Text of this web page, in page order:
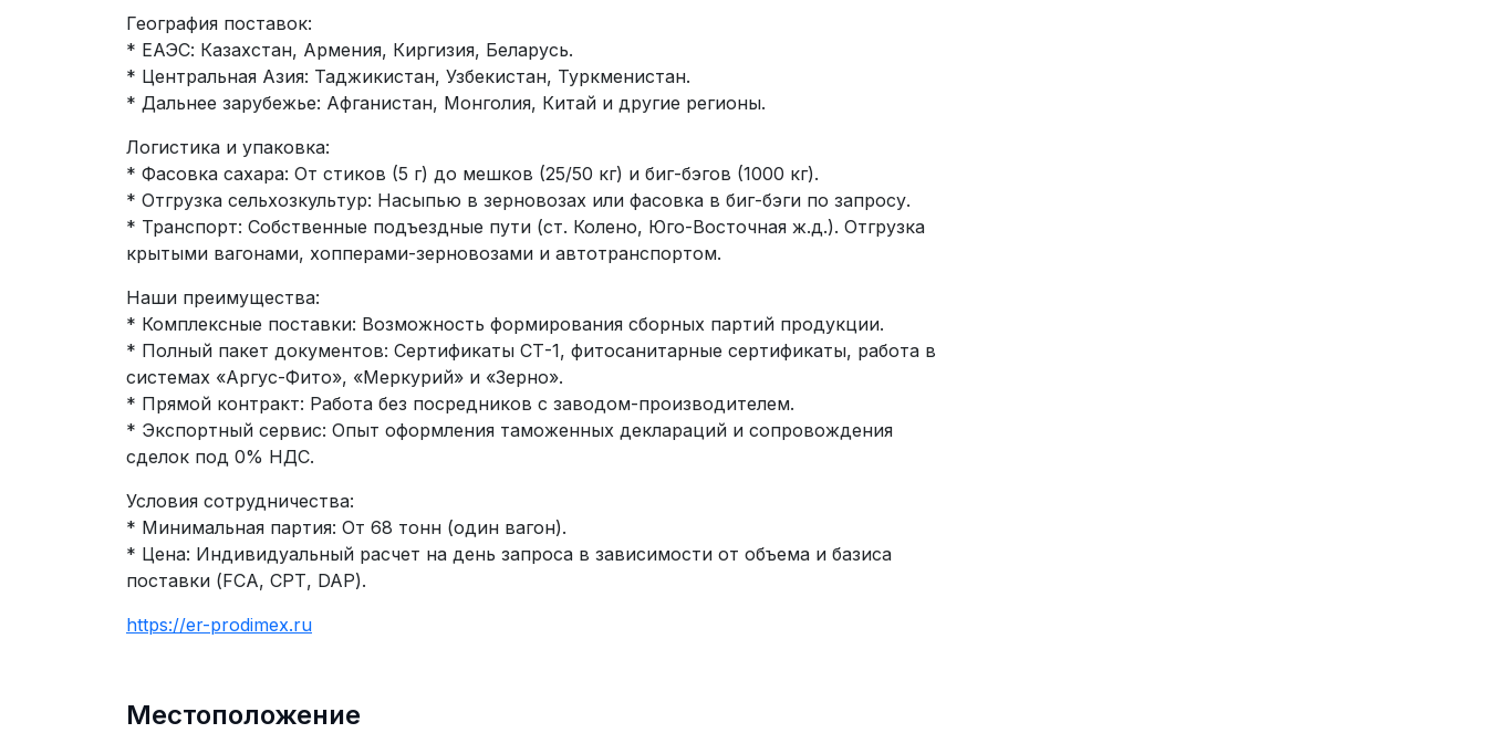
География поставок:
* ЕАЭС: Казахстан, Армения, Киргизия, Беларусь.
* Центральная Азия: Таджикистан, Узбекистан, Туркменистан.
* Дальнее зарубежье: Афганистан, Монголия, Китай и другие регионы.
Логистика и упаковка:
* Фасовка сахара: От стиков (5 г) до мешков (25/50 кг) и биг-бэгов (1000 кг).
* Отгрузка сельхозкультур: Насыпью в зерновозах или фасовка в биг-бэги по запросу.
* Транспорт: Собственные подъездные пути (ст. Колено, Юго-Восточная ж.д.). Отгрузка
крытыми вагонами, хопперами-зерновозами и автотранспортом.
Наши преимущества:
* Комплексные поставки: Возможность формирования сборных партий продукции.
* Полный пакет документов: Сертификаты СТ-1, фитосанитарные сертификаты, работа в
системах «Аргус-Фито», «Меркурий» и «Зерно».
* Прямой контракт: Работа без посредников с заводом-производителем.
* Экспортный сервис: Опыт оформления таможенных деклараций и сопровождения
сделок под 0% НДС.
Условия сотрудничества:
* Минимальная партия: От 68 тонн (один вагон).
* Цена: Индивидуальный расчет на день запроса в зависимости от объема и базиса
поставки (FCA, CPТ, DAP).
https://er-prodimex.ru
Местоположение